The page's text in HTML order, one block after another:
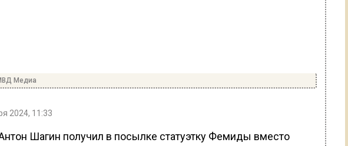
Медиа
2024, 11:33
Шагин получил в посылке статуэтку Фемиды вместо